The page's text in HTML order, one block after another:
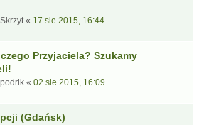
Skrzyt« 17 sie 2015, 16:44
Przyjaciela? Szukamy
podrik « 02 sie 2015, 16:09
(Gdańsk)